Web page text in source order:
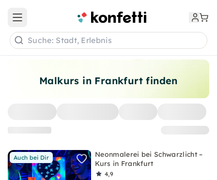
Malkurs in Frankfurt finden
Auch bei Dir
Neonmalerei bei Schwarzlicht –
Kurs in Frankfurt
4,9
Open main menu
Suche: Stadt, Erlebnis